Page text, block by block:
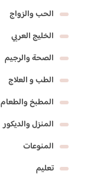
الحب والزواج
الخليج العربي
الصحة والرجيم
الطب و العلاج
المطبخ والطعام
المنزل والديكور
المنوعات
تعليم